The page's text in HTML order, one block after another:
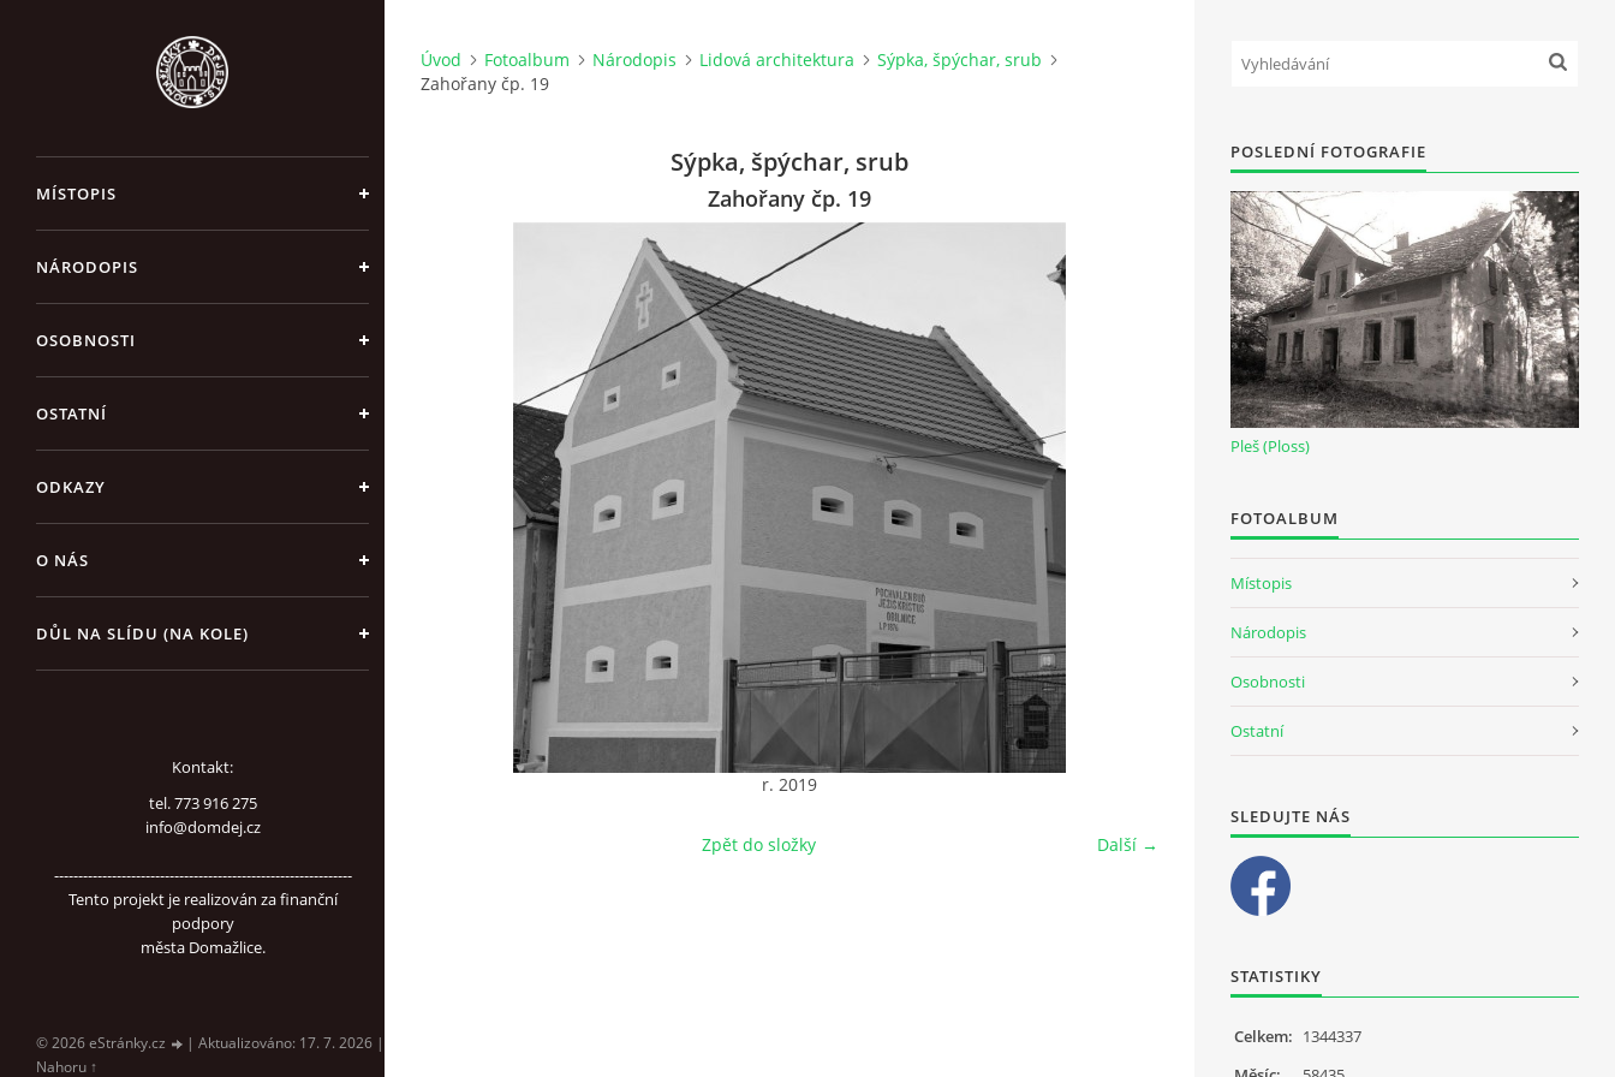
MÍSTOPIS
NÁRODOPIS
OSOBNOSTI
OSTATNÍ
ODKAZY
O NÁS
DŮL NA SLÍDU (NA KOLE)
Kontakt:
tel. 773 916 275
info@domdej.cz
--------------------------------------------------------------
Tento projekt je realizován za finanční
podpory
města Domažlice.
© 2026 eStránky.cz | Aktualizováno: 17. 7. 2026 |
Nahoru ↑
Úvod Fotoalbum Národopis Lidová architektura
Sýpka, špýchar, srub
Zahořany čp. 19
Sýpka, špýchar, srub
Zahořany čp. 19
r. 2019
Další →
Zpět do složky
POSLEDNÍ FOTOGRAFIE
Pleš (Ploss)
FOTOALBUM
Místopis
Národopis
Osobnosti
Ostatní
SLEDUJTE NÁS
STATISTIKY
Celkem: 1344337